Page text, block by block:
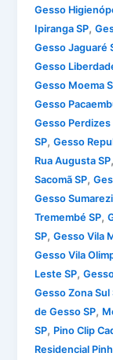
Gesso
Ipiranga SP,
Gesso Jaguaré
Gesso
Gesso Moema
Gesso
Gesso Perdizes
SP,Gesso
Rua Augusta SP
Sacomã SP,
Gesso
Tremembé SP,
SP,Gesso Vila
Gesso Vila
Leste SP,
Gesso Zona Sul
de Gesso SP,
SP, Pino Clip
Residencial